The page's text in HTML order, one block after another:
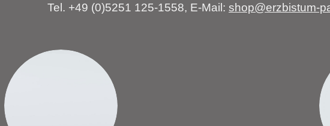
Tel. +49 (0)5251 125-1558, E-Mail: shop@erzbistum-